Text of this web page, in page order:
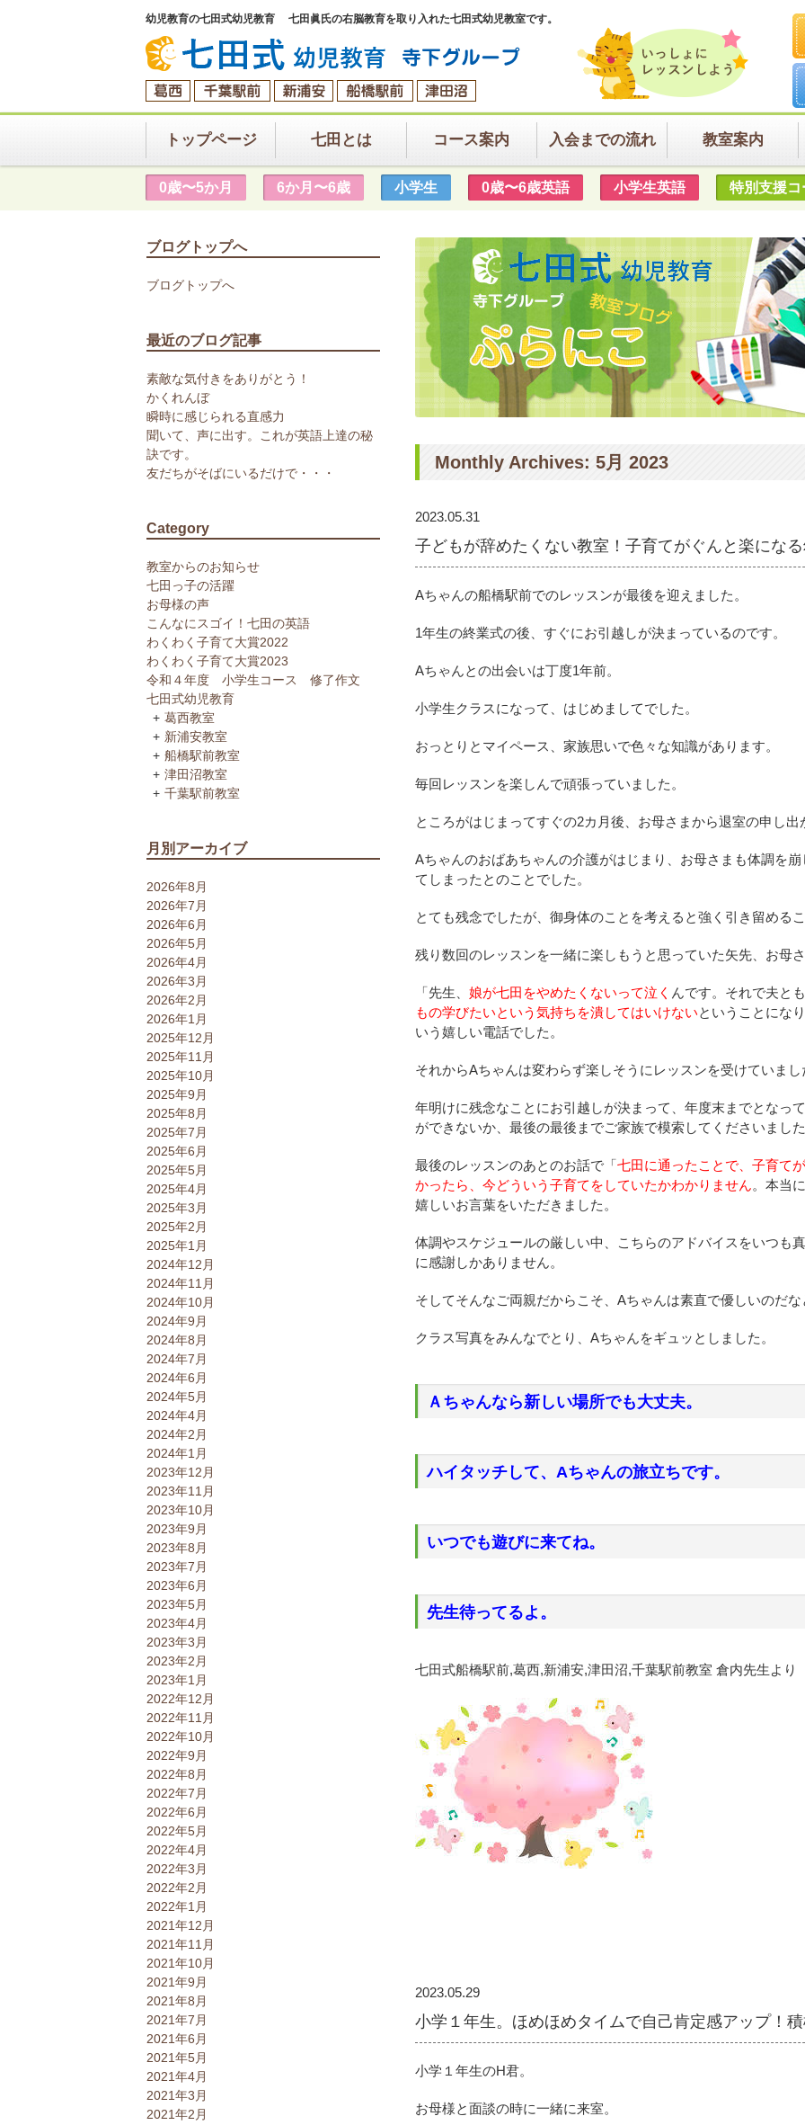
幼児教育の七田式幼児教育 七田眞氏の右脳教育を取り入れた七田式幼児教室です。
トップページ 七田とは コース案内 入会までの流れ 教室案内
0歳〜5か月 6か月〜6歳 小学生 0歳〜6歳英語 小学生英語 特別支援コ
Monthly Archives: 5月 2023
2023.05.31
子どもが辞めたくない教室！子育てがぐんと楽になる
Aちゃんの船橋駅前でのレッスンが最後を迎えました。
1年生の終業式の後、すぐにお引越しが決まっているのです。
Aちゃんとの出会いは丁度1年前。
小学生クラスになって、はじめましてでした。
おっとりとマイペース、家族思いで色々な知識があります。
毎回レッスンを楽しんで頑張っていました。
ところがはじまってすぐの2カ月後、お母さまから退室の申し出
Aちゃんのおばあちゃんの介護がはじまり、お母さまも体調を
てしまったとのことでした。
とても残念でしたが、御身体のことを考えると強く引き留める
残り数回のレッスンを一緒に楽しもうと思っていた矢先、お母
「先生、 娘が七田をやめたくないって泣く んです。それで夫と
もの学びたいという気持ちを潰してはいけないということにな
いう嬉しい電話でした。
それからAちゃんは変わらず楽しそうにレッスンを受けていまし
年明けに残念なことにお引越しが決まって、年度末までとなっ
ができないか、最後の最後までご家族で模索してくださいました
最後のレッスンのあとのお話で「七田に通ったことで、子育て
かったら、今どういう子育てをしていたかわかりません。本当
嬉しいお言葉をいただきました。
体調やスケジュールの厳しい中、こちらのアドバイスをいつも
に感謝しかありません。
そしてそんなご両親だからこそ、Aちゃんは素直で優しいのだな
クラス写真をみんなでとり、Aちゃんをギュッとしました。
Ａちゃんなら新しい場所でも大丈夫。
ハイタッチして、Aちゃんの旅立ちです。
いつでも遊びに来てね。
先生待ってるよ。
七田式船橋駅前,葛西,新浦安,津田沼,千葉駅前教室 倉内先生より
2023.05.29
小学１年生。ほめほめタイムで自己肯定感アップ！
小学１年生のH君。
お母様と面談の時に一緒に来室。
ブログトップへ
ブログトップへ
最近のブログ記事
素敵な気付きをありがとう！
かくれんぼ
瞬時に感じられる直感力
聞いて、声に出す。これが英語上達の秘
訣です。
友だちがそばにいるだけで・・・
Category
教室からのお知らせ
七田っ子の活躍
お母様の声
こんなにスゴイ！七田の英語
わくわく子育て大賞2022
わくわく子育て大賞2023
令和４年度 小学生コース 修了作文
七田式幼児教育
葛西教室
新浦安教室
船橋駅前教室
津田沼教室
千葉駅前教室
月別アーカイブ
2026年8月
2026年7月
2026年6月
2026年5月
2026年4月
2026年3月
2026年2月
2026年1月
2025年12月
2025年11月
2025年10月
2025年9月
2025年8月
2025年7月
2025年6月
2025年5月
2025年4月
2025年3月
2025年2月
2025年1月
2024年12月
2024年11月
2024年10月
2024年9月
2024年8月
2024年7月
2024年6月
2024年5月
2024年4月
2024年2月
2024年1月
2023年12月
2023年11月
2023年10月
2023年9月
2023年8月
2023年7月
2023年6月
2023年5月
2023年4月
2023年3月
2023年2月
2023年1月
2022年12月
2022年11月
2022年10月
2022年9月
2022年8月
2022年7月
2022年6月
2022年5月
2022年4月
2022年3月
2022年2月
2022年1月
2021年12月
2021年11月
2021年10月
2021年9月
2021年8月
2021年7月
2021年6月
2021年5月
2021年4月
2021年3月
2021年2月